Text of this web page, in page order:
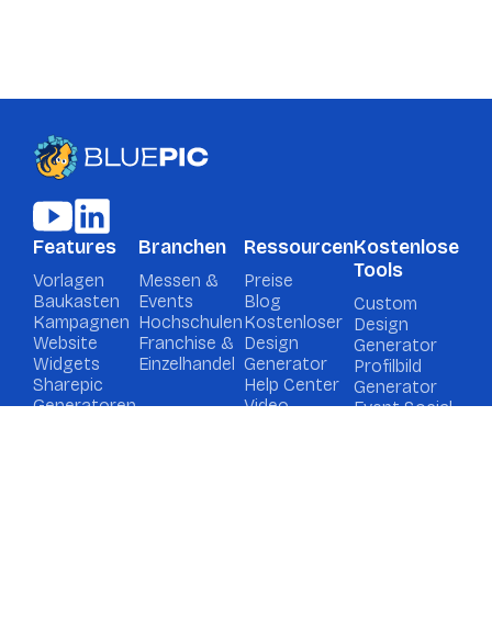
Features
Vorlagen
Baukasten
Kampagnen
Website
Widgets
Sharepic
Generatoren
Branchen
Messen &
Events
Hochschulen
Franchise &
Einzelhandel
Ressourcen
Preise
Blog
Kostenloser
Design
Generator
Help Center
Video-
Kostenlose
Tools
Custom
Design
Generator
Profilbild
Generator
Event Social